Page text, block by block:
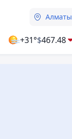
Алматы
+31°$467.48